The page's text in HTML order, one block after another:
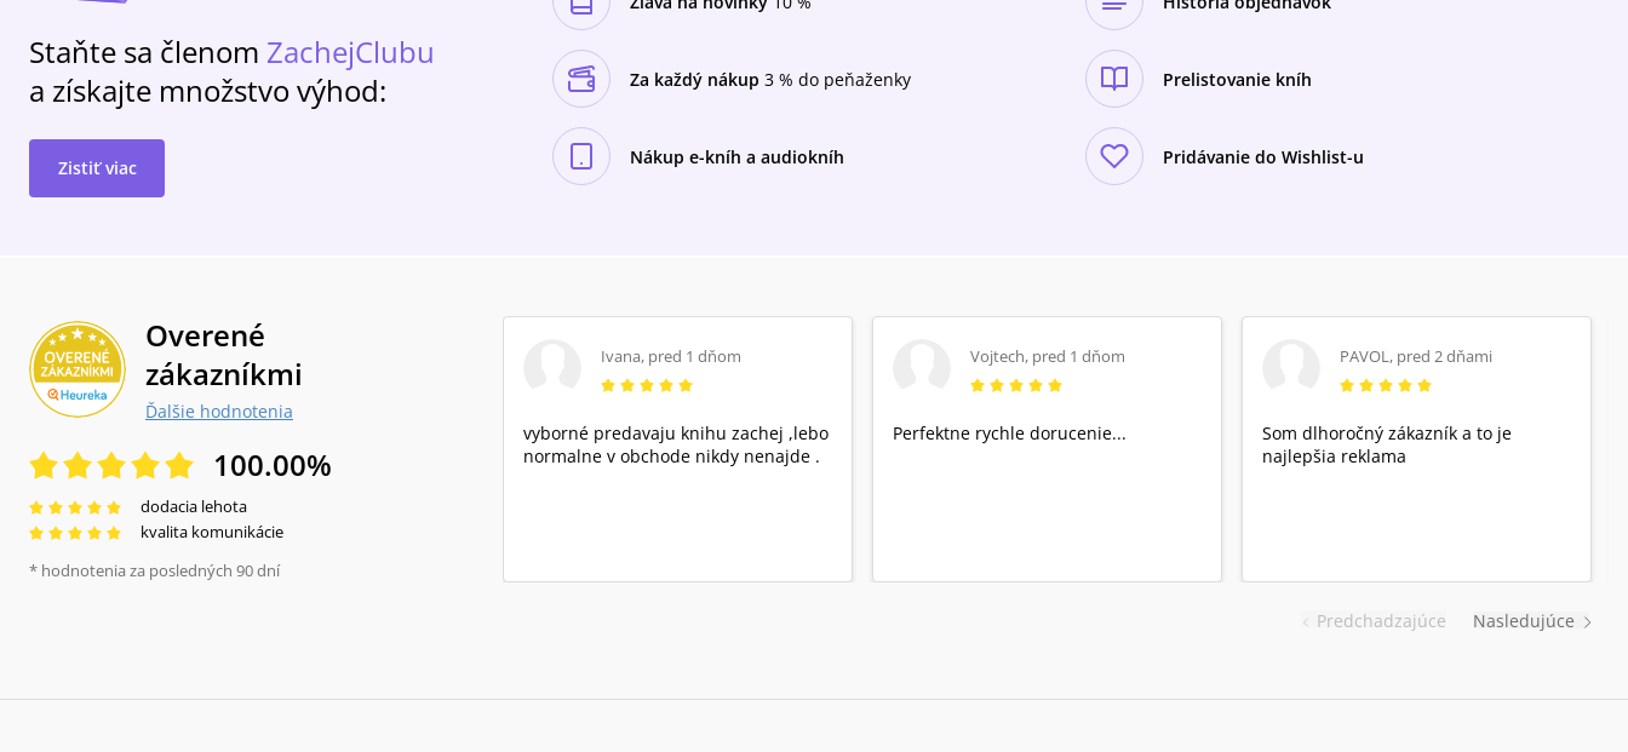
Staňte sa členom ZachejClubu
a získajte množstvo výhod:
Zistiť viac
Za každý nákup 3 % do peňaženky Prelistovanie kníh
Nákup e-kníh a audiokníh Pridávanie do Wishlist-u
Overené
zákazníkmi
Ďalšie hodnotenia
100.00%
dodacia lehota
kvalita komunikácie
* hodnotenia za posledných 90 dní
Predchadzajúce
Ivana, pred 1 dňom
vyborné predavaju knihu zachej ,lebo
normalne v obchode nikdy nenajde .
Vojtech, pred 1 dňom
Perfektne rychle dorucenie...
PAVOL, pred 2 dňami
Som dlhoročný zákazník a to je
najlepšia reklama
Nasledujúce